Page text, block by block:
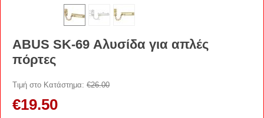
ABUS SK-69 Αλυσίδα για απλές
πόρτες
Τιμή στο Κατάστημα: €26.00
€19.50